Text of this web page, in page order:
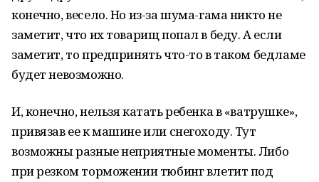
конечно, весело. Но из-за шума-гама никто не
заметит, что их товарищ попал в беду. А если
заметит, то предпринять что-то в таком бедламе
будет невозможно.
И, конечно, нельзя катать ребенка в «ватрушке»,
привязав ее к машине или снегоходу. Тут
возможны разные неприятные моменты. Либо
при резком торможении тюбинг влетит под